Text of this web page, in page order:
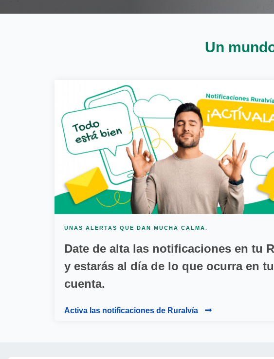
Un
UNAS ALERTAS QUE DAN MUCHA CALMA.
Date de alta las notificaciones en tu
y estarás al día de lo que ocurra en tu
cuenta.
Activa las notificaciones de Ruralvía